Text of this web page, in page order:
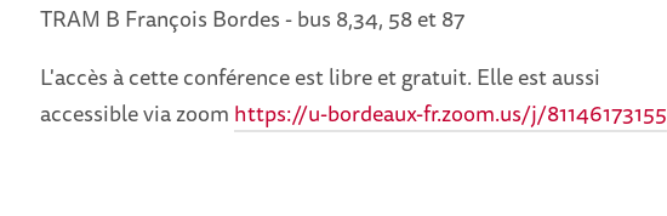
TRAM B François Bordes - bus 8,34, 58 et 87
L'accès à cette conférence est libre et gratuit. Elle est aussi
accessible via zoom https://u-bordeaux-fr.zoom.us/j/81146173155